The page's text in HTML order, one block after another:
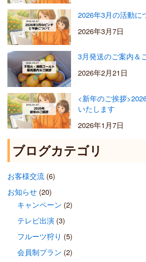
2026年3月の活動に
2026年3月7日
3月発送のご案内＆
2026年2月21日
<新年のご挨拶
いたします
2026年1月7日
ブログカテゴリ
お客様交流(6)
お知らせ(20)
キャンペーン (2)
テレビ出演(3)
フルーツ狩り (5)
会員制プラン (2)